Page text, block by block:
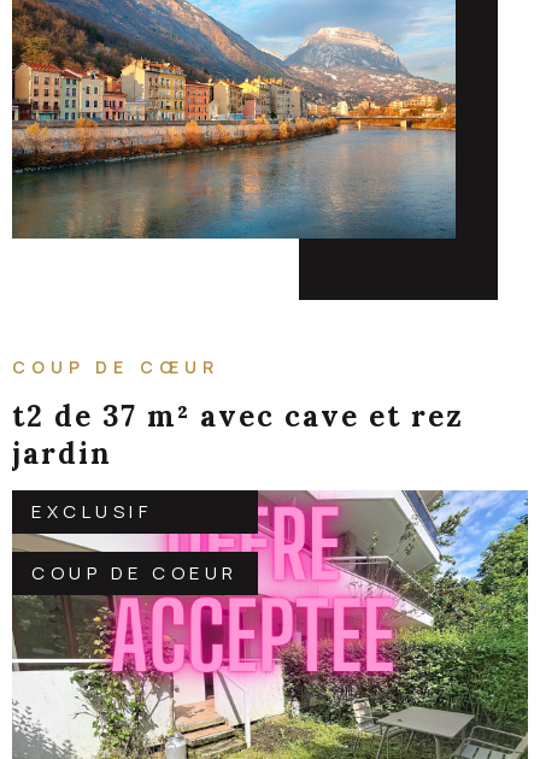
COUP DE CŒUR
t2 de 37 m² avec cave et rez
jardin
EXCLUSIF
COUP DE COEUR